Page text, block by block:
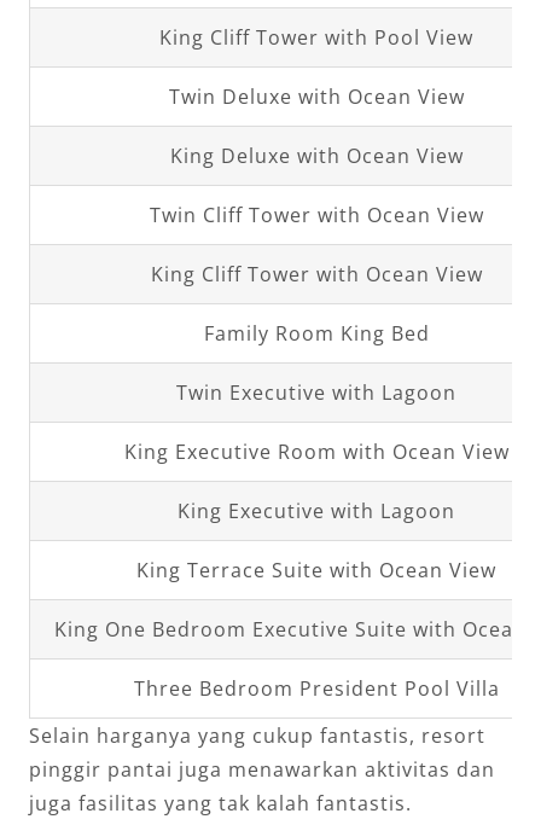
King Cliff Tower with Pool View
Twin Deluxe with Ocean View
King Deluxe with Ocean View
Twin Cliff Tower with Ocean View
King Cliff Tower with Ocean View
Family Room King Bed
Twin Executive with Lagoon
King Executive Room with Ocean View
King Executive with Lagoon
King Terrace Suite with Ocean View
King One Bedroom Executive Suite with Ocean
Three Bedroom President Pool Villa
Selain harganya yang cukup fantastis, resort
pinggir pantai juga menawarkan aktivitas dan
juga fasilitas yang tak kalah fantastis.